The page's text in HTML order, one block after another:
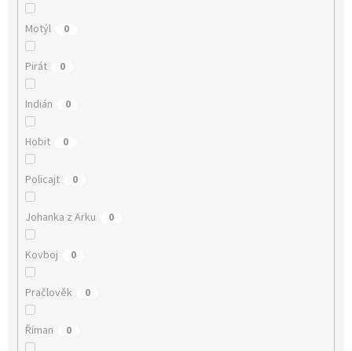
Motýl 0
Pirát 0
Indián 0
Hobit 0
Policajt 0
Johanka z Arku 0
Kovboj 0
Pračlověk 0
Říman 0